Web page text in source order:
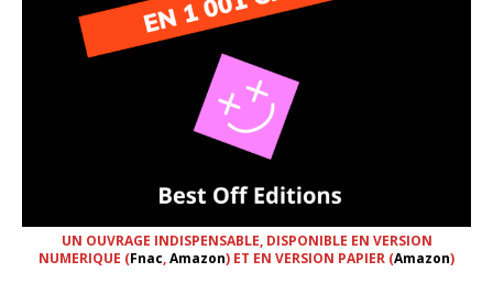
UN OUVRAGE INDISPENSABLE, DISPONIBLE EN VERSION
NUMERIQUE (Fnac,Amazon) ET EN VERSION PAPIER (Amazon)